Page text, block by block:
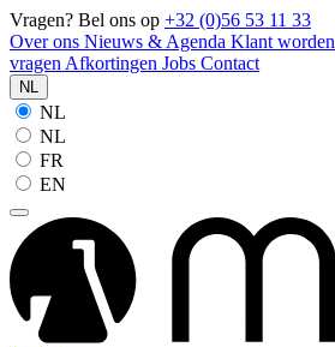
Vragen? Bel ons op +32 (0)56 53 11 33
Over ons Nieuws & Agenda Klant worden
vragen Afkortingen Jobs Contact
NL
NL
NL
FR
EN